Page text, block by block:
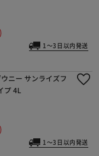
1～3日以内発送
ウニー サンライズフ
レッシュ 濃縮タイプ 4L
1～3日以内発送